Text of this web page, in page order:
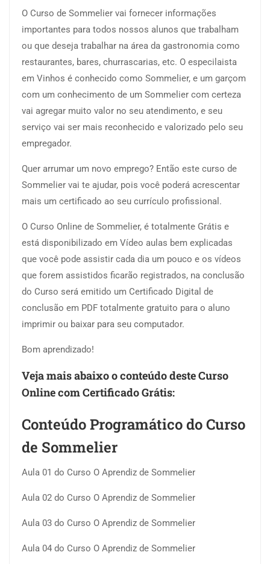
O Curso de Sommelier vai fornecer informações
importantes para todos nossos alunos que trabalham
ou que deseja trabalhar na área da gastronomia como
restaurantes, bares, churrascarias, etc. O especilaista
em Vinhos é conhecido como Sommelier, e um garçom
com um conhecimento de um Sommelier com certeza
vai agregar muito valor no seu atendimento, e seu
serviço vai ser mais reconhecido e valorizado pelo seu
empregador.
Quer arrumar um novo emprego? Então este curso de
Sommelier vai te ajudar, pois você poderá acrescentar
mais um certificado ao seu currículo profissional.
O Curso Online de Sommelier, é totalmente Grátis e
está disponibilizado em Vídeo aulas bem explicadas
que você pode assistir cada dia um pouco e os vídeos
que forem assistidos ficarão registrados, na conclusão
do Curso será emitido um Certificado Digital de
conclusão em PDF totalmente gratuito para o aluno
imprimir ou baixar para seu computador.
Bom aprendizado!
Veja mais abaixo o conteúdo deste Curso
Online com Certificado Grátis:
Conteúdo Programático do Curso
de Sommelier
Aula 01 do Curso O Aprendiz de Sommelier
Aula 02 do Curso O Aprendiz de Sommelier
Aula 03 do Curso O Aprendiz de Sommelier
Aula 04 do Curso O Aprendiz de Sommelier